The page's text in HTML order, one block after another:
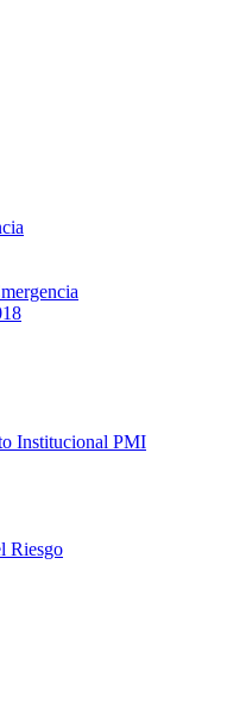
Institucional PMI
Riesgo